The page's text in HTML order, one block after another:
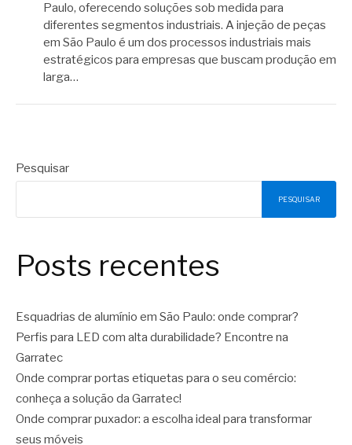
Paulo, oferecendo soluções sob medida para
diferentes segmentos industriais. A injeção de peças
em São Paulo é um dos processos industriais mais
estratégicos para empresas que buscam produção em
larga…
Pesquisar
PESQUISAR
Posts recentes
Esquadrias de alumínio em São Paulo: onde comprar?
Perfis para LED com alta durabilidade? Encontre na
Garratec
Onde comprar portas etiquetas para o seu comércio:
conheça a solução da Garratec!
Onde comprar puxador: a escolha ideal para transformar
seus móveis